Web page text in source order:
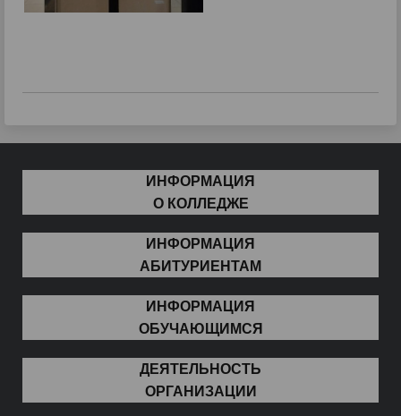
ИНФОРМАЦИЯ
О КОЛЛЕДЖЕ
ИНФОРМАЦИЯ
АБИТУРИЕНТАМ
ИНФОРМАЦИЯ
ОБУЧАЮЩИМСЯ
ДЕЯТЕЛЬНОСТЬ
ОРГАНИЗАЦИИ